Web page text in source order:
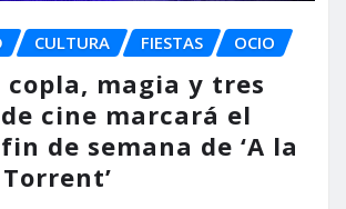
CULTURA FIESTAS OCIO
magia y tres
cine marcará el
de semana de ‘A la